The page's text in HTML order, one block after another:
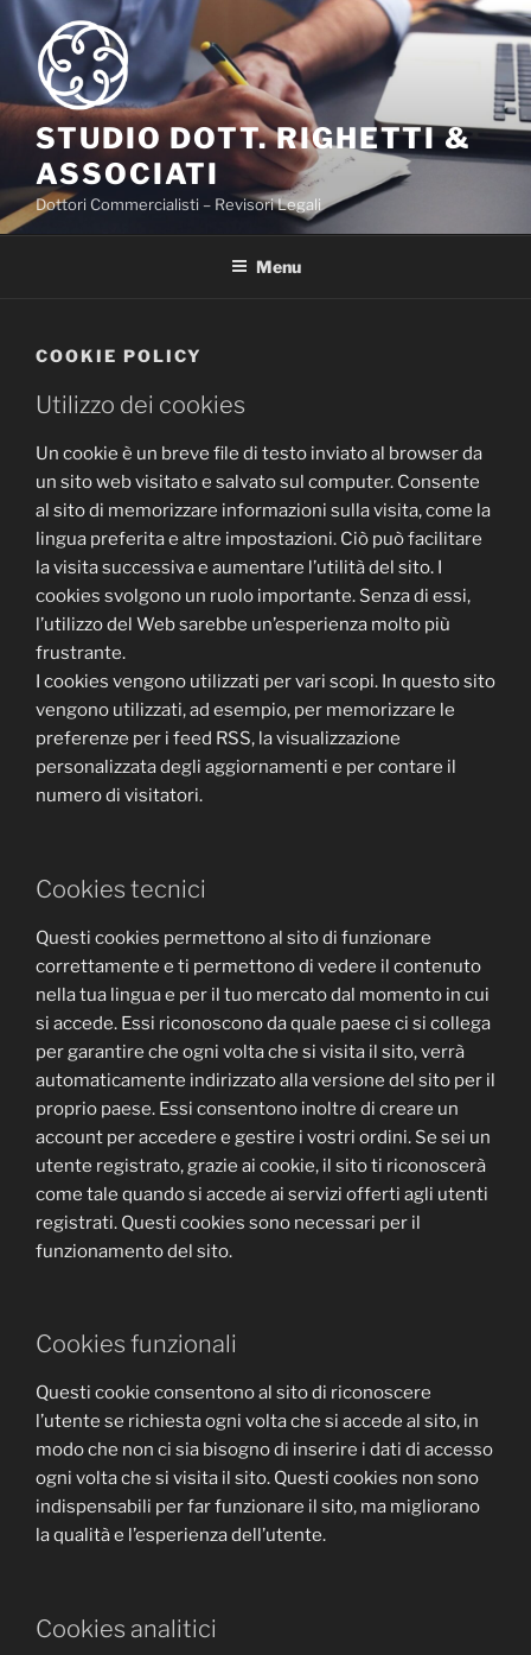
Salta
contenuto
STUDIO DOTT. RIGHETTI &
ASSOCIATI
Dottori Commercialisti – Revisori Legali
Menu
COOKIE POLICY
Utilizzo dei cookies
Un cookie è un breve file di testo inviato al browser da
un sito web visitato e salvato sul computer. Consente
al sito di memorizzare informazioni sulla visita, come la
lingua preferita e altre impostazioni. Ciò può facilitare
la visita successiva e aumentare l’utilità del sito. I
cookies svolgono un ruolo importante. Senza di essi,
l’utilizzo del Web sarebbe un’esperienza molto più
frustrante.
I cookies vengono utilizzati per vari scopi. In questo sito
vengono utilizzati, ad esempio, per memorizzare le
preferenze per i feed RSS, la visualizzazione
personalizzata degli aggiornamenti e per contare il
numero di visitatori.
Cookies tecnici
Questi cookies permettono al sito di funzionare
correttamente e ti permettono di vedere il contenuto
nella tua lingua e per il tuo mercato dal momento in cui
si accede. Essi riconoscono da quale paese ci si collega
per garantire che ogni volta che si visita il sito, verrà
automaticamente indirizzato alla versione del sito per il
proprio paese. Essi consentono inoltre di creare un
account per accedere e gestire i vostri ordini. Se sei un
utente registrato, grazie ai cookie, il sito ti riconoscerà
come tale quando si accede ai servizi offerti agli utenti
registrati. Questi cookies sono necessari per il
funzionamento del sito.
Cookies funzionali
Questi cookie consentono al sito di riconoscere
l’utente se richiesta ogni volta che si accede al sito, in
modo che non ci sia bisogno di inserire i dati di accesso
ogni volta che si visita il sito. Questi cookies non sono
indispensabili per far funzionare il sito, ma migliorano
la qualità e l’esperienza dell’utente.
Cookies analitici